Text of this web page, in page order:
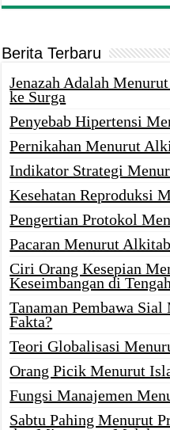
Berita Terbaru
Jenazah Adalah
ke Surga
Penyebab Hipertensi
Pernikahan Menurut
Indikator Strategi
Kesehatan Reproduksi
Pengertian Protokol
Pacaran Menurut Alkitab
Ciri Orang Kesepian
Keseimbangan di
Tanaman Pembawa
Fakta?
Teori Globalisasi
Orang Picik Menurut
Fungsi Manajemen
Sabtu Pahing Menurut